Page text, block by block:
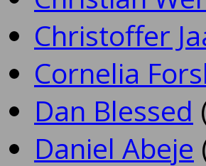
Christoffer
Cornelia
Dan Blessed
Daniel Abeje